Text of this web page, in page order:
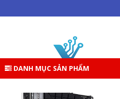
DANH MỤC SẢN PHẨM
TRANG CHỦ DANH MỤC SẢN
MAINBOARD ASUS TUF